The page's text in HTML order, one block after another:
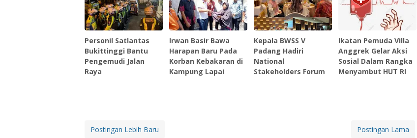
Personil Satlantas
Bukittinggi Bantu
Pengemudi Jalan
Raya
Irwan Basir Bawa
Harapan Baru Pada
Korban Kebakaran di
Kampung Lapai
Kepala BWSS V
Padang Hadiri
National
Stakeholders Forum
Ikatan Pemuda Villa
Anggrek Gelar Aksi
Sosial Dalam Rangka
Menyambut HUT RI
Postingan Lebih Baru Postingan Lama